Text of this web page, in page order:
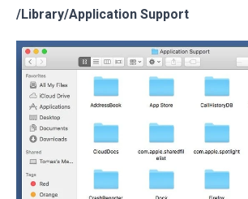
/Library/Application Support